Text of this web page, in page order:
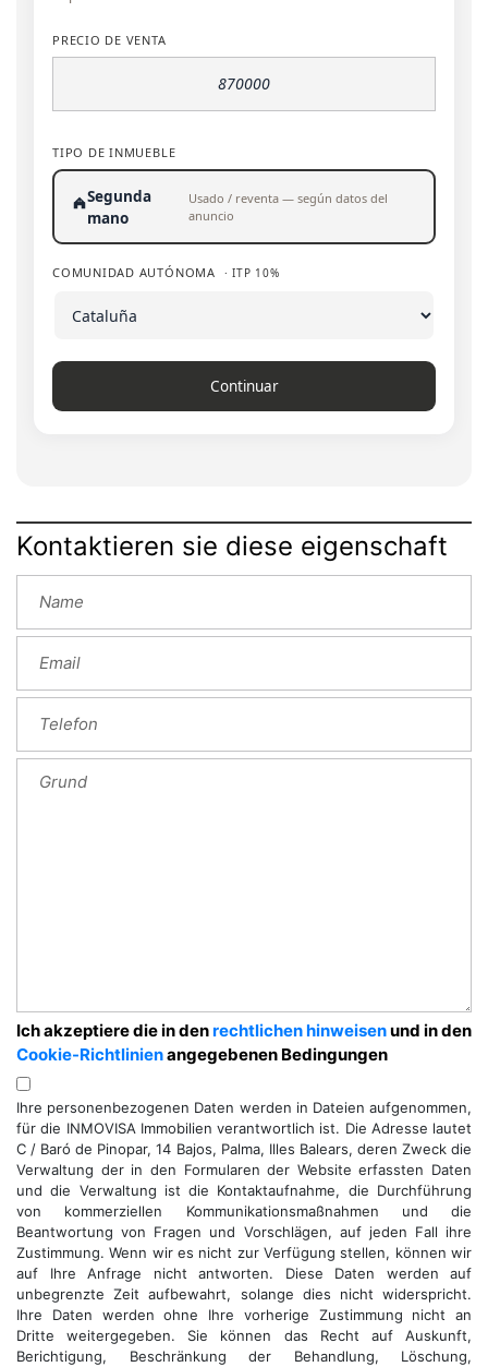
PRECIO DE VENTA
TIPO DE INMUEBLE
Segunda
mano
Usado / reventa — según datos del
anuncio
COMUNIDAD AUTÓNOMA · ITP 10%
Continuar
Kontaktieren sie diese eigenschaft
Ich akzeptiere die in denrechtlichen hinweisenund in den
Cookie-Richtlinienangegebenen Bedingungen
Ihre personenbezogenen Daten werden in Dateien aufgenommen,
für die INMOVISA Immobilien verantwortlich ist. Die Adresse lautet
C / Baró de Pinopar, 14 Bajos, Palma, Illes Balears, deren Zweck die
Verwaltung der in den Formularen der Website erfassten Daten
und die Verwaltung ist die Kontaktaufnahme, die Durchführung
von kommerziellen Kommunikationsmaßnahmen und die
Beantwortung von Fragen und Vorschlägen, auf jeden Fall ihre
Zustimmung. Wenn wir es nicht zur Verfügung stellen, können wir
auf Ihre Anfrage nicht antworten. Diese Daten werden auf
unbegrenzte Zeit aufbewahrt, solange dies nicht widerspricht.
Ihre Daten werden ohne Ihre vorherige Zustimmung nicht an
Dritte weitergegeben. Sie können das Recht auf Auskunft,
Berichtigung, Beschränkung der Behandlung, Löschung,